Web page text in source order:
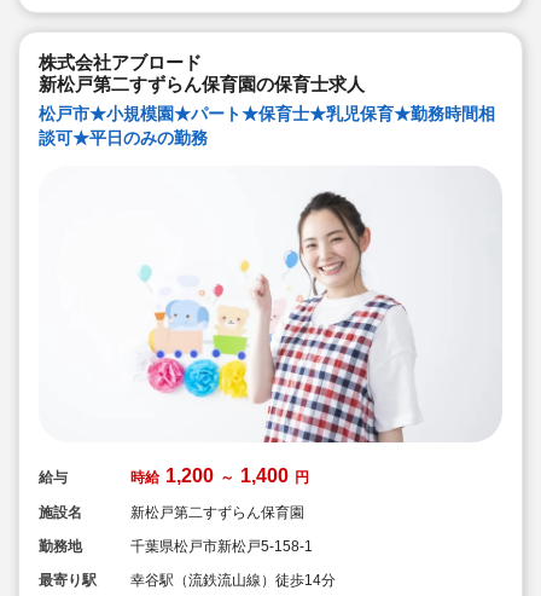
株式会社アブロード
新松戸第二すずらん保育園の保育士求人
松戸市★小規模園★パート★保育士★乳児保育★勤務時間相
談可★平日のみの勤務
給与 時給 1,200 ～ 1,400 円
施設名
新松戸第二すずらん保育園
勤務地
千葉県松戸市新松戸5-158-1
最寄り駅
幸谷駅（流鉄流山線）徒歩14分